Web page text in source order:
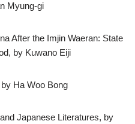
Myung-gi
After the Imjin Waeran: State
by Kuwano Eiji
Ha Woo Bong
Japanese Literatures, by